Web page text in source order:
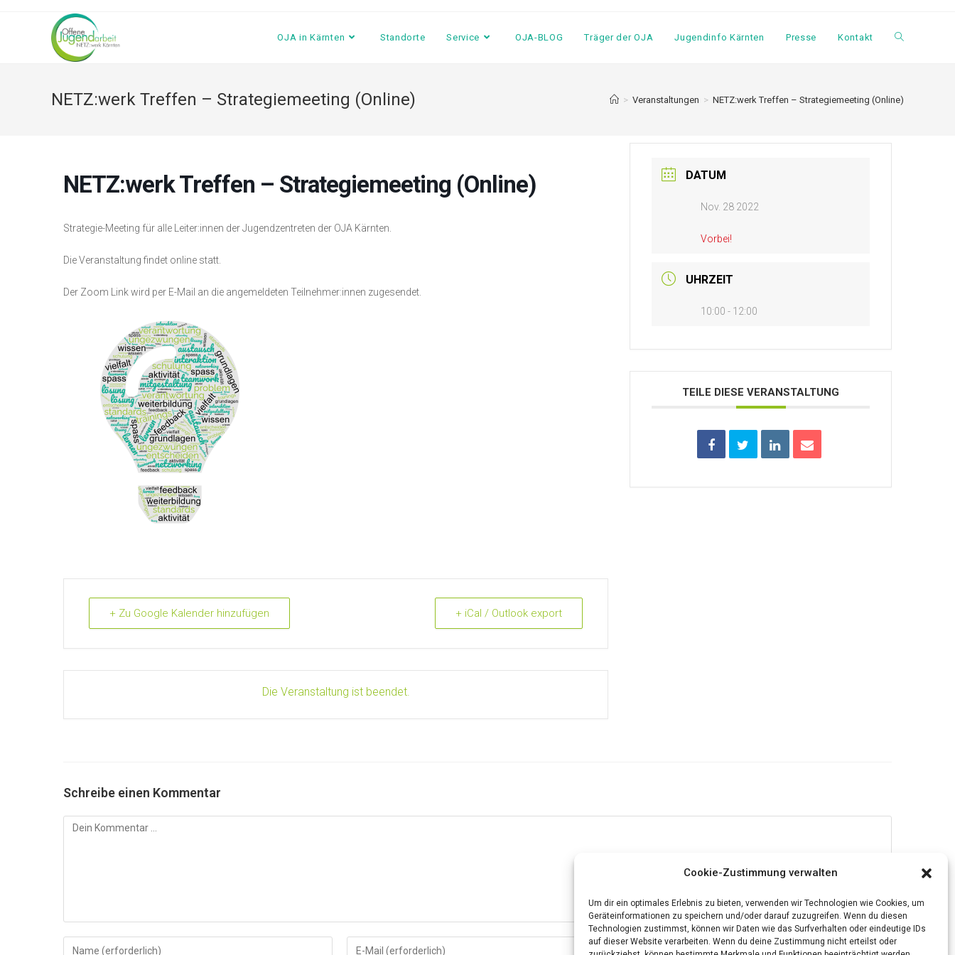
Cookie-Zustimmung verwalten
Um dir ein optimales Erlebnis zu bieten, verwenden wir Technologien wie Cookies, um
Geräteinformationen zu speichern und/oder darauf zuzugreifen. Wenn du diesen
Technologien zustimmst, können wir Daten wie das Surfverhalten oder eindeutige IDs
auf dieser Website verarbeiten. Wenn du deine Zustimmung nicht erteilst oder
OJA in Kärnten Standorte Service OJA-BLOG Träger der OJA Jugendinfo Kärnten Presse Kontakt
NETZ:werk Treffen – Strategiemeeting (Online) > Veranstaltungen > NETZ:werk Treffen – Strategiemeeting (Online)
NETZ:werk Treffen – Strategiemeeting (Online)
Strategie-Meeting für alle Leiter:innen der Jugendzentreten der OJA Kärnten.
Die Veranstaltung findet online statt.
Der Zoom Link wird per E-Mail an die angemeldeten Teilnehmer:innen zugesendet.
+ Zu Google Kalender hinzufügen + iCal / Outlook export
Die Veranstaltung ist beendet.
DATUM
Nov. 28 2022
Vorbei!
UHRZEIT
10:00 - 12:00
TEILE DIESE VERANSTALTUNG
Schreibe einen Kommentar
Kommentieren
Gib Gib Gib